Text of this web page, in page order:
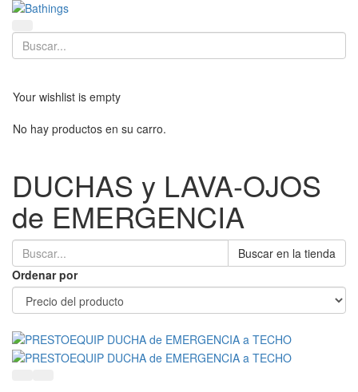
Buscar
Buscar
Your wishlist is empty
No hay productos en su carro.
DUCHAS y LAVA-OJOS
de EMERGENCIA
Buscar en la tienda
Ordenar por